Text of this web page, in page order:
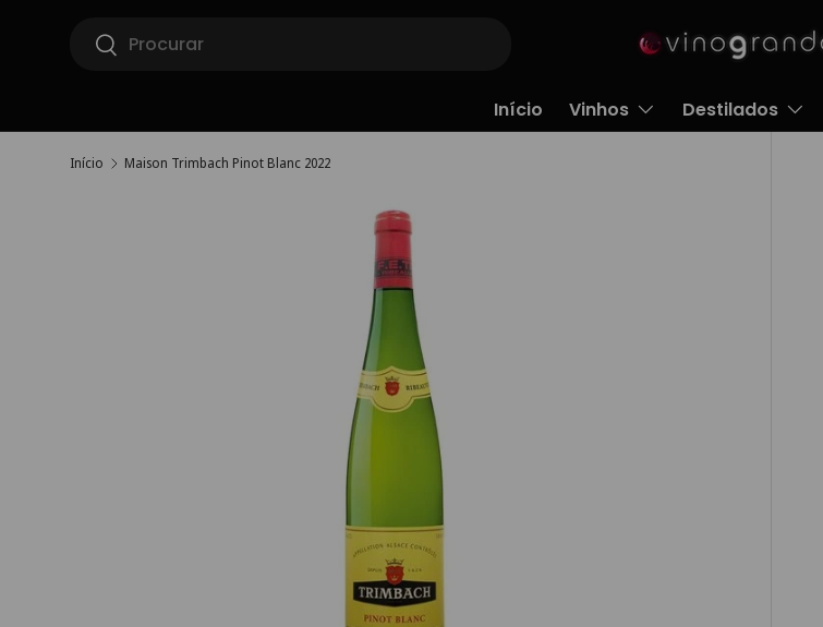
Ir para o conteúdo
Pesquisar
Pesquisar
Início Vinhos Destilados
Início Maison Trimbach Pinot Blanc 2022